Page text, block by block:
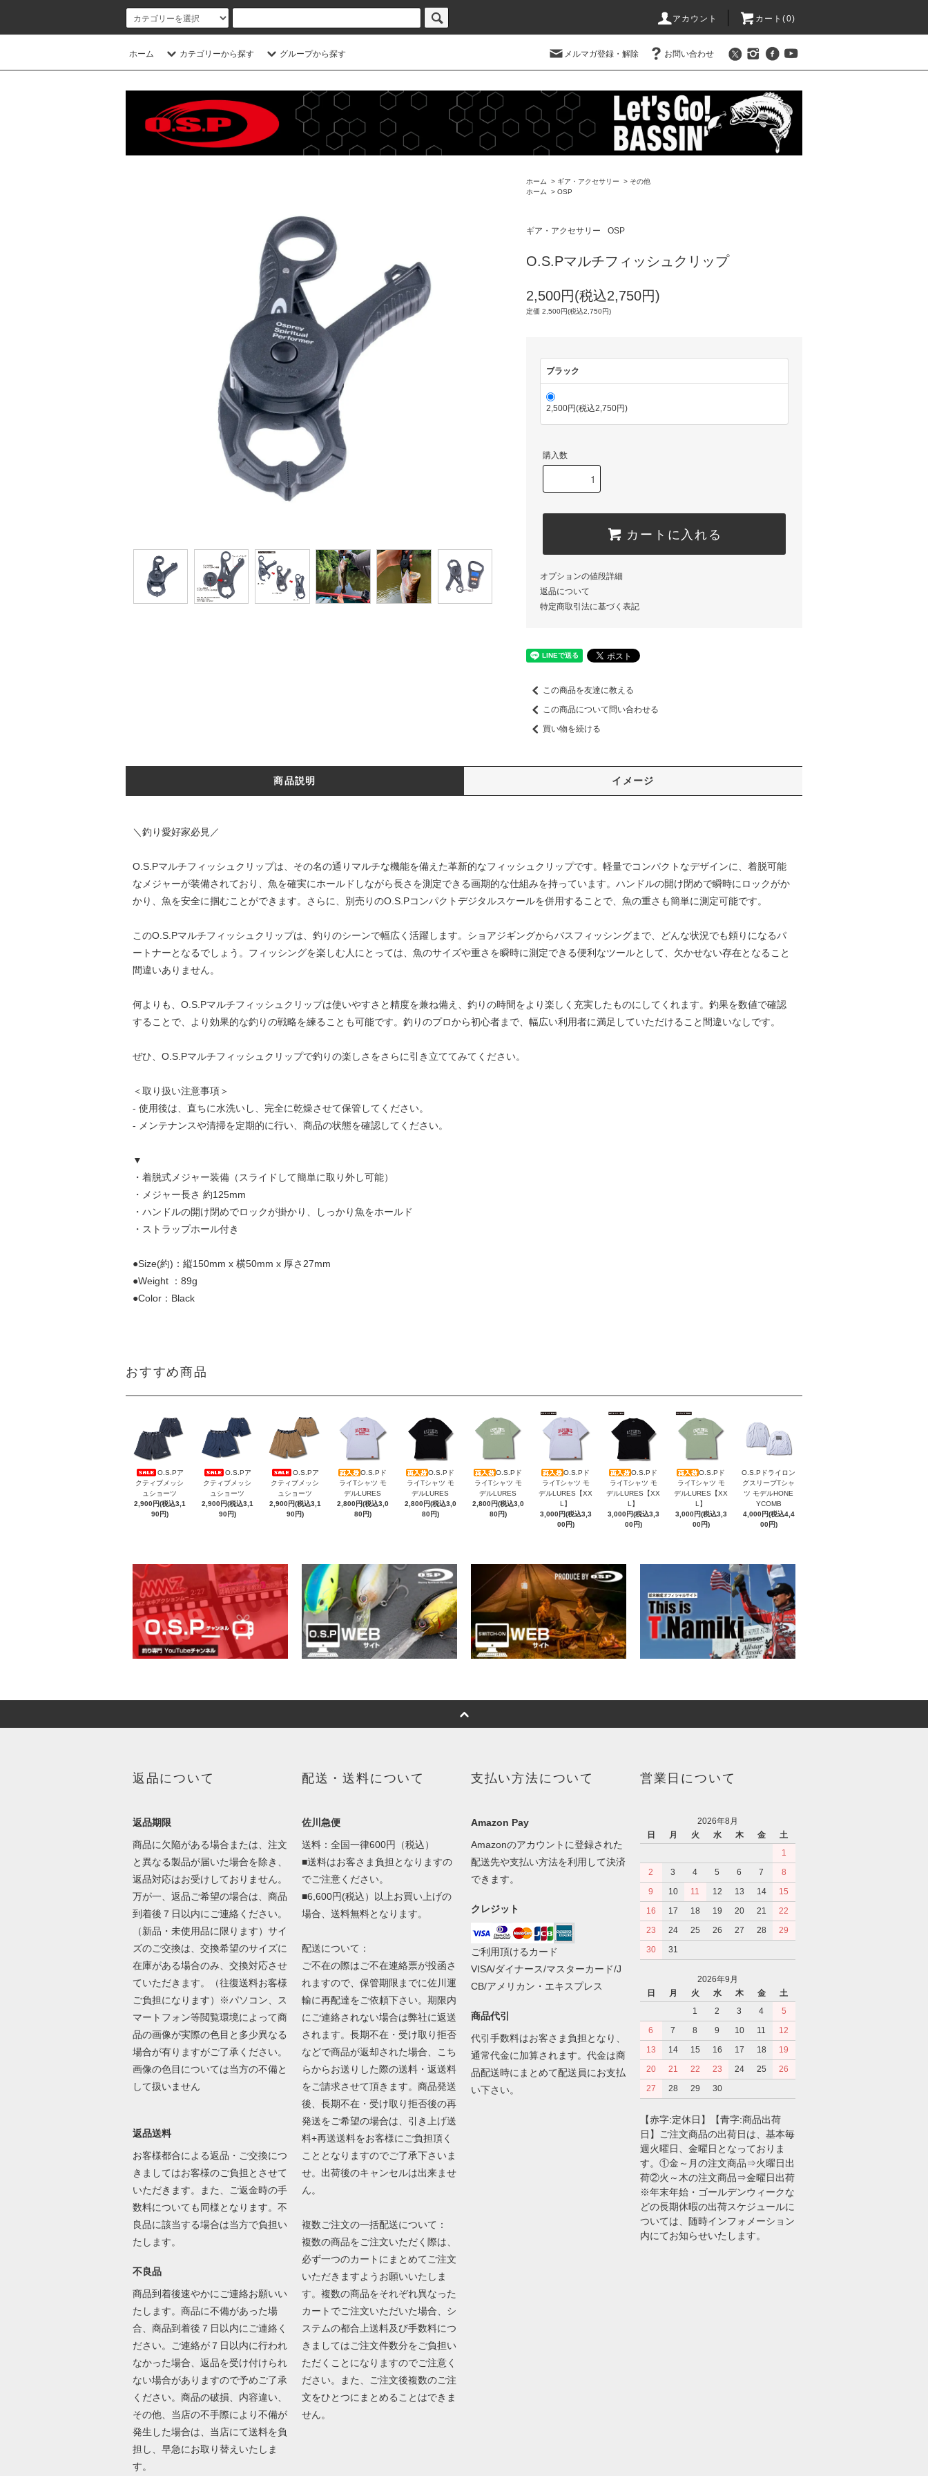
アカウント カート(0)
ホーム カテゴリーから探す グループから探す メルマガ登録・解除 お問い合わせ
ホーム > ギア・アクセサリー > その他
ホーム
> OSP
ギア・アクセサリー OSP
O.S.Pマルチフィッシュクリップ
2,500円(税込2,750円)
定価 2,500円(税込2,750円)
ブラック
2,500円(税込2,750円)
購入数
カートに入れる
オプションの値段詳細
返品について
特定商取引法に基づく表記
この商品を友達に教える
この商品について問い合わせる
買い物を続ける
商品説明 イメージ
＼釣り愛好家必見／
O.S.Pマルチフィッシュクリップは、その名の通りマルチな機能を備えた革新的なフィッシュクリップです。軽量でコンパクトなデザインに、着脱可能
なメジャーが装備されており、魚を確実にホールドしながら長さを測定できる画期的な仕組みを持っています。ハンドルの開け閉めで瞬時にロックがか
かり、魚を安全に掴むことができます。さらに、別売りのO.S.Pコンパクトデジタルスケールを併用することで、魚の重さも簡単に測定可能です。
このO.S.Pマルチフィッシュクリップは、釣りのシーンで幅広く活躍します。ショアジギングからバスフィッシングまで、どんな状況でも頼りになるパ
ートナーとなるでしょう。フィッシングを楽しむ人にとっては、魚のサイズや重さを瞬時に測定できる便利なツールとして、欠かせない存在となること
間違いありません。
何よりも、O.S.Pマルチフィッシュクリップは使いやすさと精度を兼ね備え、釣りの時間をより楽しく充実したものにしてくれます。釣果を数値で確認
することで、より効果的な釣りの戦略を練ることも可能です。釣りのプロから初心者まで、幅広い利用者に満足していただけること間違いなしです。
ぜひ、O.S.Pマルチフィッシュクリップで釣りの楽しさをさらに引き立ててみてください。
＜取り扱い注意事項＞
- 使用後は、直ちに水洗いし、完全に乾燥させて保管してください。
- メンテナンスや清掃を定期的に行い、商品の状態を確認してください。
▼
・着脱式メジャー装備（スライドして簡単に取り外し可能）
・メジャー長さ 約125mm
・ハンドルの開け閉めでロックが掛かり、しっかり魚をホールド
・ストラップホール付き
●Size(約)：縦150mm x 横50mm x 厚さ27mm
●Weight ：89g
●Color：Black
おすすめ商品
O.S.Pア
クティブメッシ
ュショーツ
2,900円(税込3,1
90円)
O.S.Pア
クティブメッシ
ュショーツ
2,900円(税込3,1
90円)
O.S.Pア
クティブメッシ
ュショーツ
2,900円(税込3,1
90円)
O.S.Pド
ライTシャツ モ
デルLURES
2,800円(税込3,0
80円)
O.S.Pド
ライTシャツ モ
デルLURES
2,800円(税込3,0
80円)
O.S.Pド
ライTシャツ モ
デルLURES
2,800円(税込3,0
80円)
O.S.Pド
ライTシャツ モ
デルLURES【XX
L】
3,000円(税込3,3
00円)
O.S.Pド
ライTシャツ モ
デルLURES【XX
L】
3,000円(税込3,3
00円)
O.S.Pド
ライTシャツ モ
デルLURES【XX
L】
3,000円(税込3,3
00円)
O.S.Pドライロン
グスリーブTシャ
ツ モデルHONE
YCOMB
4,000円(税込4,4
00円)
返品について
返品期限
商品に欠陥がある場合または、注文
と異なる製品が届いた場合を除き、
返品対応はお受けしておりません。
万が一、返品ご希望の場合は、商品
到着後７日以内にご連絡ください。
（新品・未使用品に限ります）サイ
ズのご交換は、交換希望のサイズに
在庫がある場合のみ、交換対応させ
ていただきます。（往復送料お客様
ご負担になります）※パソコン、ス
マートフォン等閲覧環境によって商
品の画像が実際の色目と多少異なる
場合が有りますがご了承ください。
画像の色目については当方の不備と
して扱いません
返品送料
お客様都合による返品・ご交換につ
きましてはお客様のご負担とさせて
いただきます。また、ご返金時の手
数料についても同様となります。不
良品に該当する場合は当方で負担い
たします。
不良品
商品到着後速やかにご連絡お願いい
たします。商品に不備があった場
合、商品到着後７日以内にご連絡く
ださい。ご連絡が７日以内に行われ
なかった場合、返品を受け付けられ
ない場合がありますので予めご了承
ください。商品の破損、内容違い、
その他、当店の不手際により不備が
発生した場合は、当店にて送料を負
担し、早急にお取り替えいたしま
す。
配送・送料について
佐川急便
送料：全国一律600円（税込）
■送料はお客さま負担となりますの
でご注意ください。
■6,600円(税込）以上お買い上げの
場合、送料無料となります。
配送について：
ご不在の際はご不在連絡票が投函さ
れますので、保管期限までに佐川運
輸に再配達をご依頼下さい。期限内
にご連絡されない場合は弊社に返送
されます。長期不在・受け取り拒否
などで商品が返却された場合、こち
らからお送りした際の送料・返送料
をご請求させて頂きます。商品発送
後、長期不在・受け取り拒否後の再
発送をご希望の場合は、引き上げ送
料+再送送料をお客様にご負担頂く
こととなりますのでご了承下さいま
せ。出荷後のキャンセルは出来ませ
ん。
複数ご注文の一括配送について：
複数の商品をご注文いただく際は、
必ず一つのカートにまとめてご注文
いただきますようお願いいたしま
す。複数の商品をそれぞれ異なった
カートでご注文いただいた場合、シ
ステムの都合上送料及び手数料につ
きましてはご注文件数分をご負担い
ただくことになりますのでご注意く
ださい。また、ご注文後複数のご注
文をひとつにまとめることはできま
せん。
支払い方法について
Amazon Pay
Amazonのアカウントに登録された
配送先や支払い方法を利用して決済
できます。
クレジット
ご利用頂けるカード
VISA/ダイナース/マスターカード/J
CB/アメリカン・エキスプレス
商品代引
代引手数料はお客さま負担となり、
通常代金に加算されます。代金は商
品配送時にまとめて配送員にお支払
い下さい。
営業日について
2026年8月
日
月 火 水 木 金
土
1
2
3 4 5 6 7
8
9
10 11 12 13 14
15
16
17 18 19 20 21
22
23
24 25 26 27 28
29
30
31
2026年9月
日
月 火 水 木 金
土
1
2 3 4
5
6
7 8 9 10 11
12
13
14 15 16 17 18
19
20
21 22 23 24 25
26
27
28 29 30
【赤字:定休日】【青字:商品出荷
日】ご注文商品の出荷日は、基本毎
週火曜日、金曜日となっておりま
す。①金～月の注文商品⇒火曜日出
荷②火～木の注文商品⇒金曜日出荷
※年末年始・ゴールデンウィークな
どの長期休暇の出荷スケジュールに
ついては、随時インフォメーション
内にてお知らせいたします。